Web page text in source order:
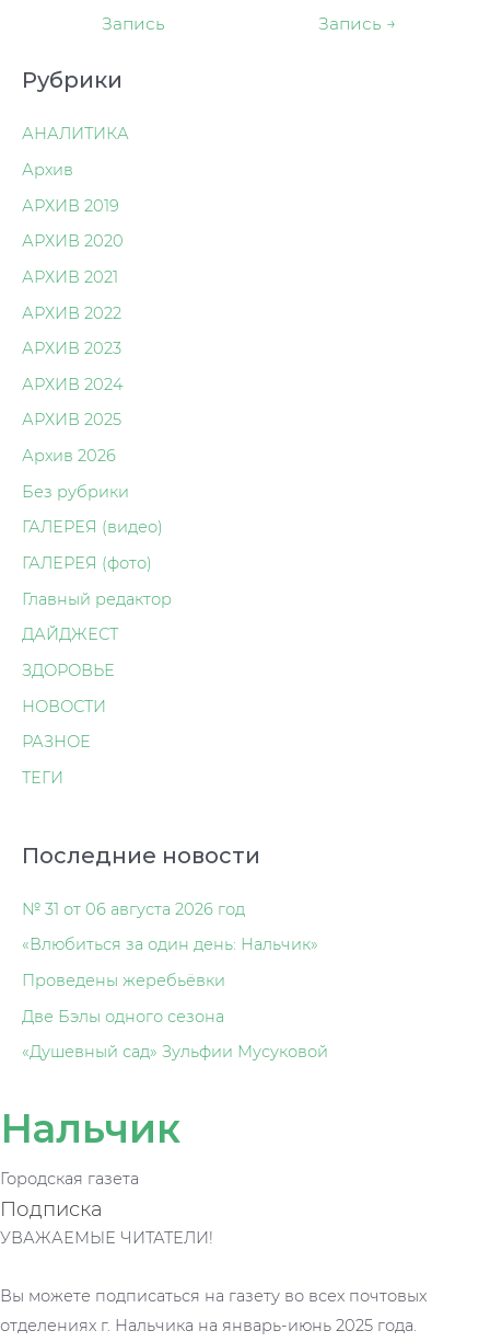
Запись
Запись →
Рубрики
АНАЛИТИКА
Архив
АРХИВ 2019
АРХИВ 2020
АРХИВ 2021
АРХИВ 2022
АРХИВ 2023
АРХИВ 2024
АРХИВ 2025
Архив 2026
Без рубрики
ГАЛЕРЕЯ (видео)
ГАЛЕРЕЯ (фото)
Главный редактор
ДАЙДЖЕСТ
ЗДОРОВЬЕ
НОВОСТИ
РАЗНОЕ
ТЕГИ
Последние новости
№ 31 от 06 августа 2026 год
«Влюбиться за один день: Нальчик»
Проведены жеребьёвки
Две Бэлы одного сезона
«Душевный сад» Зульфии Мусуковой
Нальчик
Городская газета
Подписка
УВАЖАЕМЫЕ ЧИТАТЕЛИ!
Вы можете подписаться на газету во всех почтовых
отделениях г. Нальчика на январь-июнь 2025 года.